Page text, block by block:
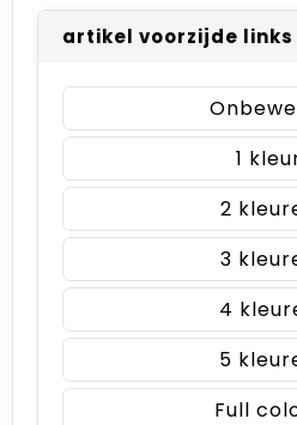
artikel voorzijde links
1
2
3
4
5
Full